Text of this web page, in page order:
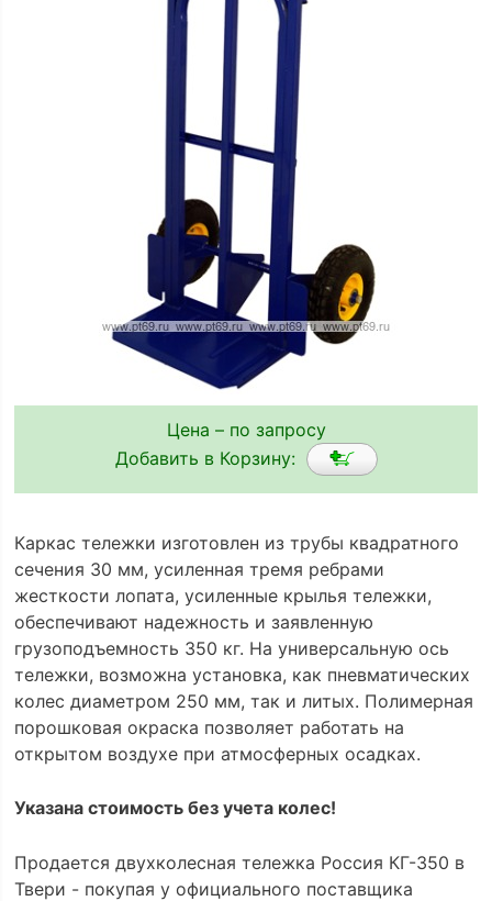
Цена – по запросу
Добавить в Корзину:
Каркас тележки изготовлен из трубы квадратного
сечения 30 мм, усиленная тремя ребрами
жесткости лопата, усиленные крылья тележки,
обеспечивают надежность и заявленную
грузоподъемность 350 кг. На универсальную ось
тележки, возможна установка, как пневматических
колес диаметром 250 мм, так и литых. Полимерная
порошковая окраска позволяет работать на
открытом воздухе при атмосферных осадках.
Указана стоимость без учета колес!
Продается двухколесная тележка Россия КГ-350 в
Твери - покупая у официального поставщика